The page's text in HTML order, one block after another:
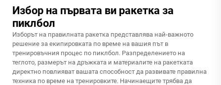
Избор на първата ви ракетка за
пиклбол
Изборът на правилната ракетка представлява най-важното
решение за екипировката по време на вашия път в
тренировъчния процес по пиклбол. Разпределението на
теглото, размерът на дръжката и материалите на ракетката
директно повлияват вашата способност да развивате правилна
техника по време на тренировките. Начинаещите трябва да